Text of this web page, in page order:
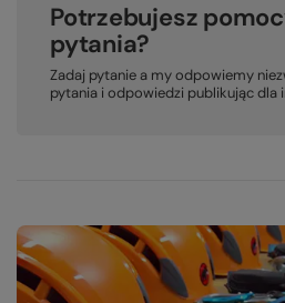
Potrzebujesz
pytania?
Zadaj pytanie a my odpowiemy
pytania i odpowiedzi publikując dla